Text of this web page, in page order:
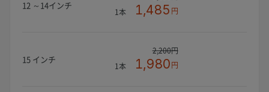
12 ～14インチ
1本 1,485 円
15 インチ
1本
2,200円
1,980円